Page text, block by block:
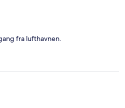
fra lufthavnen.